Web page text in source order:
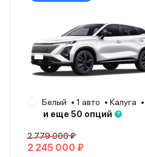
Белый 1 авто Калуга
и еще 50 опций
2 779 000 ₽
2 245 000 ₽